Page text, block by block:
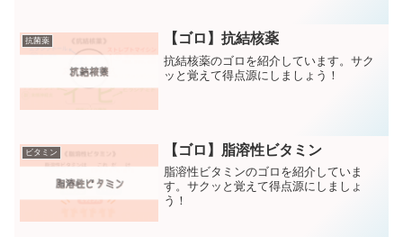
抗菌薬 【ゴロ】抗結核薬
抗結核薬のゴロを紹介しています。サク
ッと覚えて得点源にしましょう！
ビタミン 【ゴロ】脂溶性ビタミン
脂溶性ビタミンのゴロを紹介していま
す。サクッと覚えて得点源にしましょ
う！